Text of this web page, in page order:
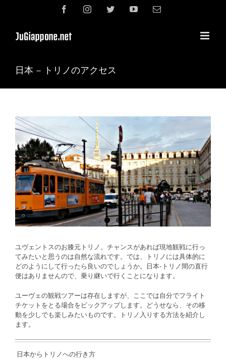
FacebookInstagramTwitterYouTube電
日本 – トリノのアクセス
View
Larger
Image
ユヴェントスのお膝元トリノ。チャンスがあれば現地観戦に行っ
てみたいと思うのは自然な流れです。では、トリノには具体的に
どのようにして行ったら良いのでしょうか。日本-トリノ間の直行
便はありませんので、乗り継いで行くことになります。
ユーヴェの観戦ツアーは存在しますが、ここでは自分でフライト
チケットをとる場合をピックアップします。どうせなら、その移
動を少しでも楽しみたいものです。トリノ入りする方法を紹介し
ます。
日本からトリノへの行き方